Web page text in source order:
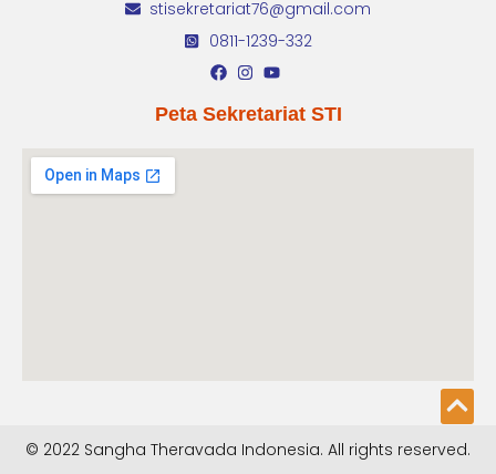
stisekretariat76@gmail.com
0811-1239-332
Peta Sekretariat STI
© 2022 Sangha Theravada Indonesia. All rights reserved.